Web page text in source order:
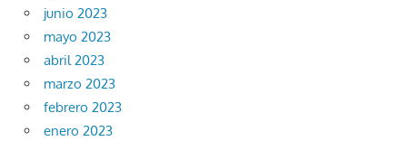
junio 2023
mayo 2023
abril 2023
marzo 2023
febrero 2023
enero 2023